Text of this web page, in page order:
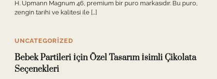
H. Upmann Magnum 46, premium bir puro markasıdır. Bu puro,
zengin tarihi ve kalitesi ile […]
UNCATEGORIZED
Bebek Partileri İçin Özel Tasarım İsimli Çikolata
Seçenekleri